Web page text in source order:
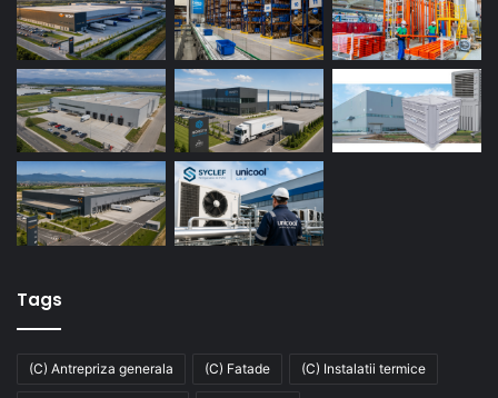
Tags
(C) Antrepriza generala (C) Fatade (C) Instalatii termice